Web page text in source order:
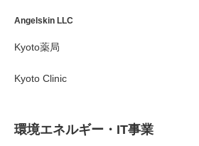
Angelskin LLC
Kyoto薬局
Kyoto Clinic
環境エネルギー・IT事業